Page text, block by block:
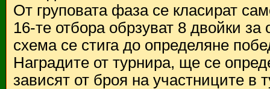
От груповата фаза се класират
16-те отбора обрзуват 8 двойки
схема се стига до определяне
Наградите от турнира, ще се
зависят от броя на участниците в